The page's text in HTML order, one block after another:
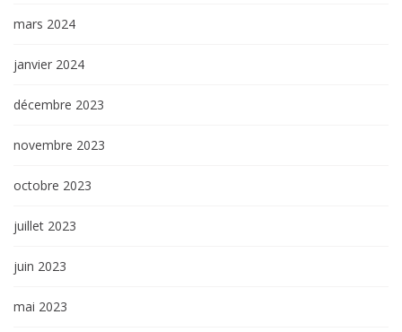
mars 2024
janvier 2024
décembre 2023
novembre 2023
octobre 2023
juillet 2023
juin 2023
mai 2023